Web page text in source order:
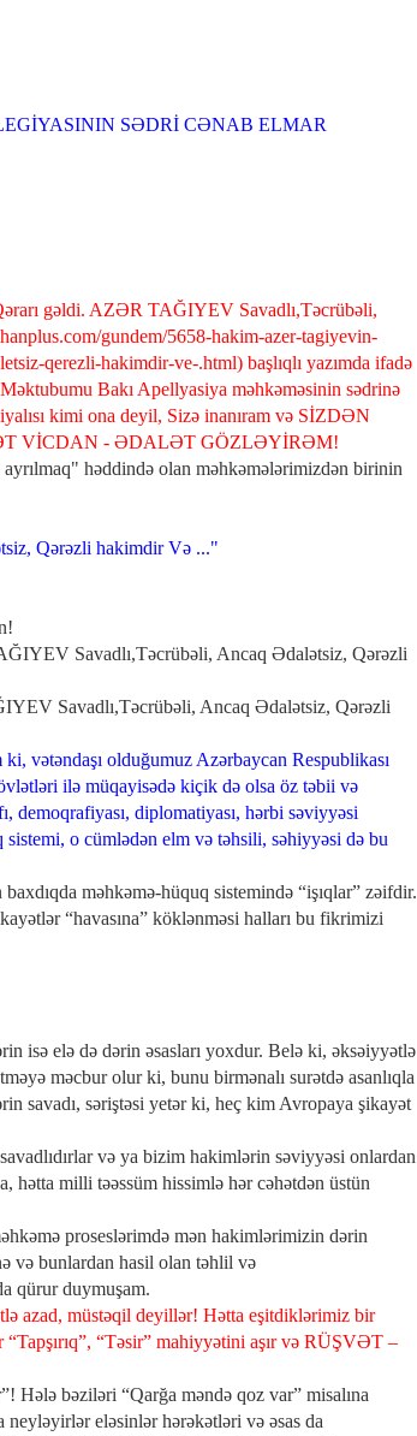
SƏDRİ CƏNAB ELMAR
gəldi. AZƏR TAĞIYEV Savadlı,Təcrübəli,
gundem/5658-hakim-azer-tagiyevin-
qerezli-hakimdir-ve-.html) başlıqlı yazımda ifadə
Bakı Apellyasiya məhkəməsinin sədrinə
kimi ona deyil, Sizə inanıram və SİZDƏN
VİCDAN - ƏDALƏT GÖZLƏYİRƏM!
həddində olan məhkəmələrimizdən birinin
Qərəzli hakimdir Və ..."
Savadlı,Təcrübəli, Ancaq Ədalətsiz, Qərəzli
Savadlı,Təcrübəli, Ancaq Ədalətsiz, Qərəzli
vətəndaşı olduğumuz Azərbaycan Respublikası
ilə müqayisədə kiçik də olsa öz təbii və
demoqrafiyası, diplomatiyası, hərbi səviyyəsi
o cümlədən elm və təhsili, səhiyyəsi də bu
məhkəmə-hüquq sistemində “işıqlar” zəifdir.
“havasına” köklənməsi halları bu fikrimizi
isə elə də dərin əsasları yoxdur. Belə ki, əksəiyyətlə
məcbur olur ki, bunu birmənalı surətdə asanlıqla
savadı, səriştəsi yetər ki, heç kim Avropaya şikayət
və ya bizim hakimlərin səviyyəsi onlardan
milli təəssüm hissimlə hər cəhətdən üstün
proseslərimdə mən hakimlərimizin dərin
və bunlardan hasil olan təhlil və
qürur duymuşam.
azad, müstəqil deyillər! Hətta eşitdiklərimiz bir
“Tapşırıq”, “Təsir” mahiyyətini aşır və RÜŞVƏT –
Hələ bəziləri “Qarğa məndə qoz var” misalına
eləsinlər hərəkətləri və əsas da